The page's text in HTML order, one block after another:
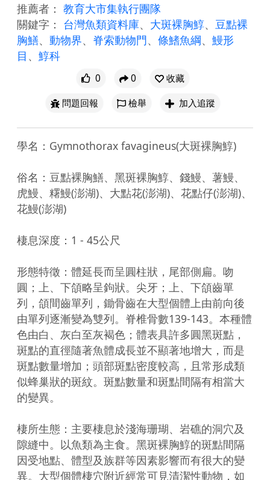
推薦者： 教育大市集執行團隊
關鍵字： 台灣魚類資料庫、 大斑裸胸鯙、 豆點裸
胸鱔、 動物界、 脊索動物門、 條鰭魚綱、 鰻形
目 、 鯙科
0 0
收藏
問題回報
檢舉 加入追蹤
學名：Gymnothorax favagineus(大斑裸胸鯙)
俗名：豆點裸胸鱔、黑斑裸胸鯙、錢鰻、薯鰻、
虎鰻、糬鰻(澎湖)、大點花(澎湖)、花點仔(澎湖)、
花鰻(澎湖)
棲息深度：1 - 45公尺
形態特徵：體延長而呈圓柱狀，尾部側扁。吻
圓；上、下頜略呈鉤狀。尖牙；上、下頜齒單
列，頜間齒單列，鋤骨齒在大型個體上由前向後
由單列逐漸變為雙列。脊椎骨數139-143。本種體
色由白、灰白至灰褐色；體表具許多圓黑斑點，
斑點的直徑隨著魚體成長並不顯著地增大，而是
斑點數量增加；頭部斑點密度較高，且常形成類
似蜂巢狀的斑紋。斑點數量和斑點間隔有相當大
的變異。
棲所生態：主要棲息於淺海珊瑚、岩礁的洞穴及
隙縫中。以魚類為主食。黑斑裸胸鯙的斑點間隔
因受地點、體型及族群等因素影響而有很大的變
異。大型個體棲穴附近經常可見清潔性動物，如